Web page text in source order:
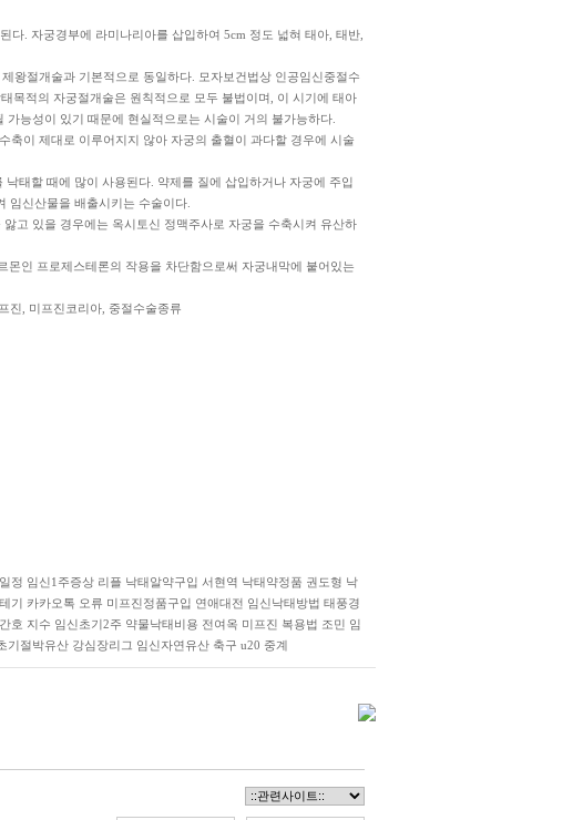
. 자궁경부에 라미나리아를 삽입하여 5cm 정도 넓혀 태아, 태반,
왕절개술과 기본적으로 동일하다. 모자보건법상 인공임신중절수
목적의 자궁절개술은 원칙적으로 모두 불법이며, 이 시기에 태아
능성이 있기 때문에 현실적으로는 시술이 거의 불가능하다.
축이 제대로 이루어지지 않아 자궁의 출혈이 과다할 경우에 시술
태할 때에 많이 사용된다. 약제를 질에 삽입하거나 자궁에 주입
임신산물을 배출시키는 수술이다.
고 있을 경우에는 옥시토신 정맥주사로 자궁을 수축시켜 유산하
인 프로제스테론의 작용을 차단함으로써 자궁내막에 붙어있는
진, 미프진코리아, 중절수술종류
정 임신1주증상 리플 낙태알약구입 서현역 낙태약정품 권도형 낙
기 카카오톡 오류 미프진정품구입 연애대전 임신낙태방법 태풍경
호 지수 임신초기2주 약물낙태비용 전여옥 미­프진 복용법 조민 임
기절박유산 강심장리그 임신자연유산 축구 u20 중계